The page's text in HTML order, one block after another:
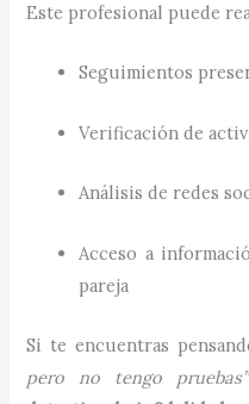
Este profesional puede
Seguimientos
Verificación de
Análisis de redes
Acceso a
pareja
Si te encuentras
pero no tengo pruebas”